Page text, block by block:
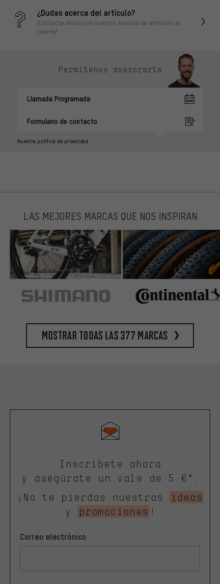
¿Dudas acerca del artículo?
¡Contacta ahora con nuestro servicio de atención al
cliente!
Permítenos asesorarte
Llamada Programada
Formulario de contacto
Nuestra política de privacidad
LAS MEJORES MARCAS QUE NOS INSPIRAN
Mostrar todas las 377 marcas
Inscríbete ahora
y asegúrate un vale de 5 €*.
¡No te pierdas nuestras
ideas
y
promociones !
Correo electrónico